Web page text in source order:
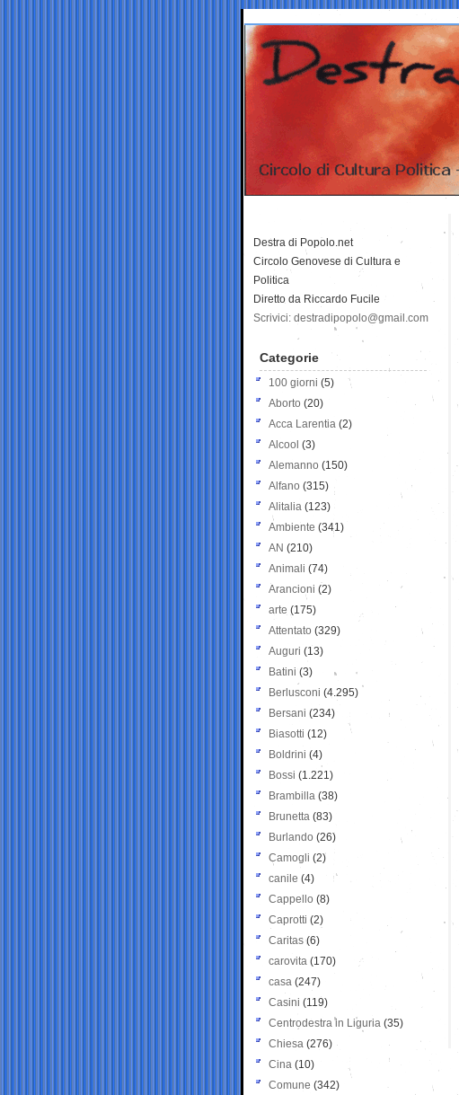
Destra di Popolo.net
Circolo Genovese di Cultura e
Politica
Diretto da Riccardo Fucile
Scrivici: destradipopolo@gmail.com
Categorie
100 giorni (5)
Aborto (20)
Acca Larentia (2)
Alcool (3)
Alemanno (150)
Alfano (315)
Alitalia (123)
Ambiente (341)
AN (210)
Animali (74)
Arancioni (2)
arte (175)
Attentato (329)
Auguri (13)
Batini (3)
Berlusconi (4.295)
Bersani (234)
Biasotti (12)
Boldrini (4)
Bossi (1.221)
Brambilla (38)
Brunetta (83)
Burlando (26)
Camogli (2)
canile (4)
Cappello (8)
Caprotti (2)
Caritas (6)
carovita (170)
casa (247)
Casini (119)
Centrodestra in Liguria (35)
Chiesa (276)
Cina (10)
Comune (342)